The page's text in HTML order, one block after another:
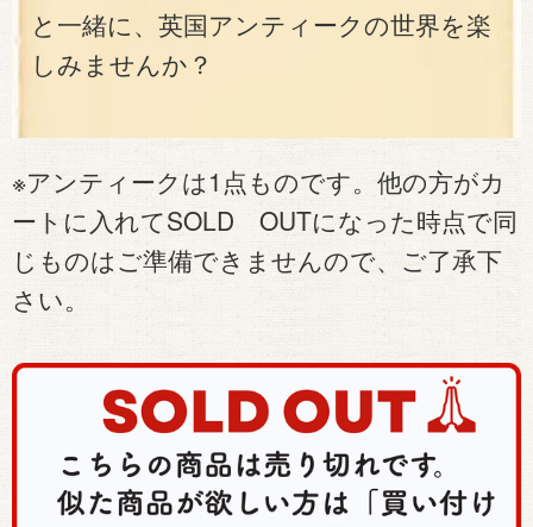
と一緒に、英国アンティークの世界を楽
しみませんか？
※アンティークは1点ものです。他の方がカ
ートに入れてSOLD OUTになった時点で同
じものはご準備できませんので、ご了承下
さい。